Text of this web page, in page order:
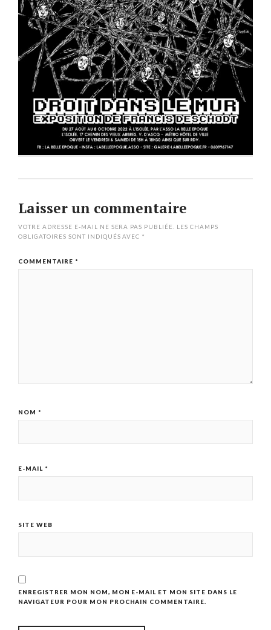
Laisser un commentaire
VOTRE ADRESSE E-MAIL NE SERA PAS PUBLIÉE.
LES CHAMPS
OBLIGATOIRES SONT INDIQUÉS AVEC *
COMMENTAIRE *
NOM *
E-MAIL *
SITE WEB
ENREGISTRER MON NOM, MON E-MAIL ET MON SITE DANS LE
NAVIGATEUR POUR MON PROCHAIN COMMENTAIRE.